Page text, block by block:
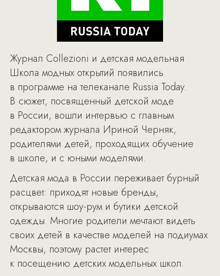
Журнал Collezioni и детская модельная
Школа модных открытий появились
в программе на телеканале Russia Today.
В сюжет, посвященный детской моде
в России, вошли интервью с главным
редактором журнала Ириной Черняк,
родителями детей, проходящих обучение
в школе, и с юными моделями.
Детская мода в России переживает бурный
расцвет: приходят новые бренды,
открываются шоу-рум и бутики детской
одежды. Многие родители мечтают видеть
своих детей в качестве моделей на подиумах
Москвы, поэтому растет интерес
к посещению детских модельных школ.